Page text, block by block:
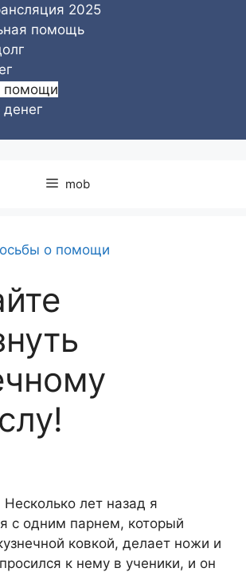
2025
помощь
помощи
денег
mob
о помощи
лет назад я
с одним парнем, который
ковкой, делает ножи и
к нему в ученики, и он